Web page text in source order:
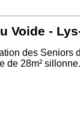
Voide -
des Seniors
de 28m²